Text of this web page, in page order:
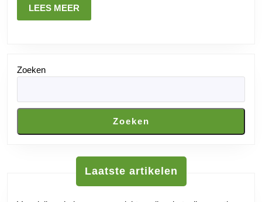
LEES MEER
MEER
Zoeken
Zoeken
Laatste artikelen